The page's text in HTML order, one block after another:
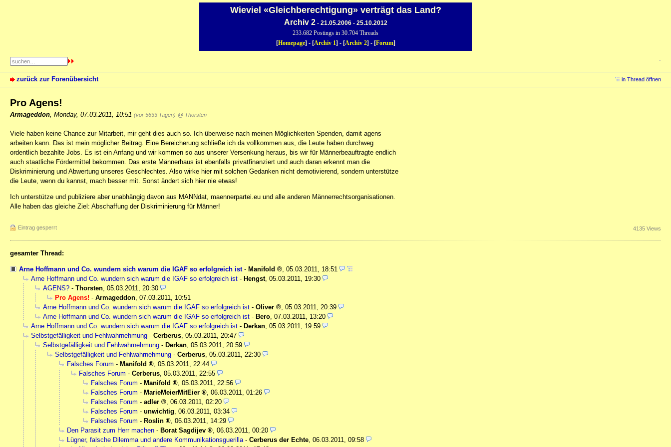
Wieviel «Gleichberechtigung» verträgt das Land?
Archiv 2- 21.05.2006 - 25.10.2012
233.682 Postings in 30.704 Threads
[Homepage] - [Archiv 1] - [Archiv 2] - [Forum]
-
zurück zur Forenübersicht in Thread öffnen
Pro Agens!
Armageddon Monday, 07.03.2011, 10:51 (vor 5633 Tagen) @ Thorsten
Viele haben keine Chance zur Mitarbeit, mir geht dies auch so. Ich überweise nach meinen Möglichkeiten Spenden, damit agens
arbeiten kann. Das ist mein möglicher Beitrag. Eine Bereicherung schließe ich da vollkommen aus, die Leute haben durchweg
ordentlich bezahlte Jobs. Es ist ein Anfang und wir kommen so aus unserer Versenkung heraus, bis wir für Männerbeauftragte endlich
auch staatliche Fördermittel bekommen. Das erste Männerhaus ist ebenfalls privatfinanziert und auch daran erkennt man die
Diskriminierung und Abwertung unseres Geschlechtes. Also wirke hier mit solchen Gedanken nicht demotivierend, sondern unterstütze
die Leute, wenn du kannst, mach besser mit. Sonst ändert sich hier nie etwas!
Ich unterstütze und publiziere aber unabhängig davon aus MANNdat, maennerpartei.eu und alle anderen Männerrechtsorganisationen.
Alle haben das gleiche Ziel: Abschaffung der Diskriminierung für Männer!
Eintrag gesperrt 4135 Views
gesamter Thread:
Arne Hoffmann und Co. wundern sich warum die IGAF so erfolgreich ist- Manifold , 05.03.2011, 18:51
Arne Hoffmann und Co. wundern sich warum die IGAF so erfolgreich ist - Hengst, 05.03.2011, 19:30
AGENS? - Thorsten, 05.03.2011, 20:30
Pro Agens! - Armageddon, 07.03.2011, 10:51
Arne Hoffmann und Co. wundern sich warum die IGAF so erfolgreich ist - Oliver , 05.03.2011, 20:39
Arne Hoffmann und Co. wundern sich warum die IGAF so erfolgreich ist - Bero, 07.03.2011, 13:20
Arne Hoffmann und Co. wundern sich warum die IGAF so erfolgreich ist - Derkan, 05.03.2011, 19:59
Selbstgefälligkeit und Fehlwahrnehmung - Cerberus, 05.03.2011, 20:47
Selbstgefälligkeit und Fehlwahrnehmung - Derkan, 05.03.2011, 20:59
Selbstgefälligkeit und Fehlwahrnehmung - Cerberus, 05.03.2011, 22:30
Falsches Forum - Manifold , 05.03.2011, 22:44
Falsches Forum - Cerberus, 05.03.2011, 22:55
Falsches Forum - Manifold , 05.03.2011, 22:56
Falsches Forum - MarieMeierMitEier , 06.03.2011, 01:26
Falsches Forum - adler , 06.03.2011, 02:20
Falsches Forum - unwichtig, 06.03.2011, 03:34
Falsches Forum - Roslin , 06.03.2011, 14:29
Den Parasit zum Herr machen - Borat Sagdijev , 06.03.2011, 00:20
Lügner, falsche Dilemma und andere Kommunikationsguerilla- Cerberus der Echte, 06.03.2011, 09:58